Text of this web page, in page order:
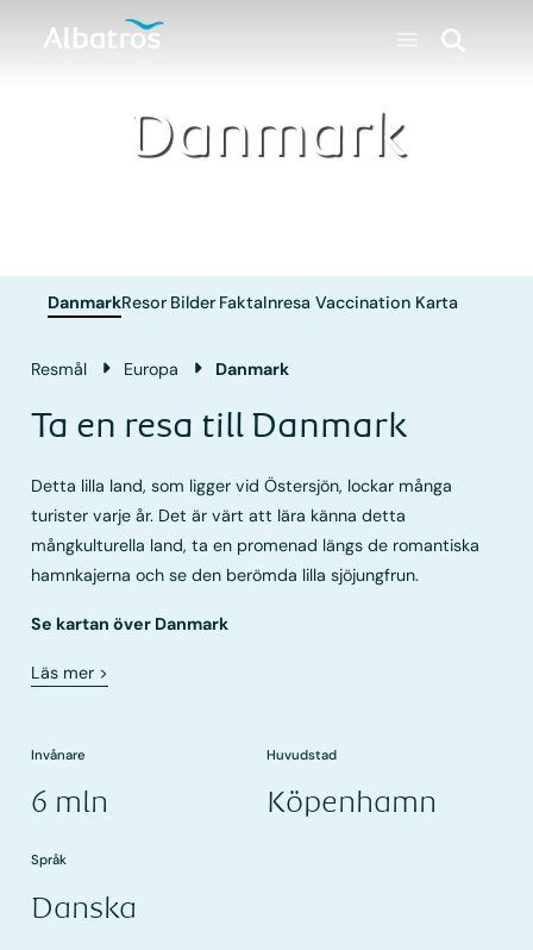
Danmark
DanmarkResor Bilder FaktaInresa Vaccination Karta
Resmål Europa Danmark
Ta en resa till Danmark
Detta lilla land, som ligger vid Östersjön, lockar många
turister varje år. Det är värt att lära känna detta
mångkulturella land, ta en promenad längs de romantiska
hamnkajerna och se den berömda lilla sjöjungfrun.
Se kartan över Danmark
Läs mer >
Invånare
6 mln
Huvudstad
Köpenhamn
Språk
Danska